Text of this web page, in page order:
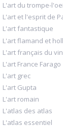
L'art du trompe-
L'art et l'esprit de
L'art fantastique
L'art flamand et
L'art français du vin
L'art France Farago
L'art grec
L'art Gupta
L'art romain
L'atlas des atlas
L'atlas essentiel